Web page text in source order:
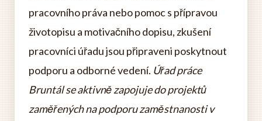
pracovního práva nebo pomoc s přípravou
životopisu a motivačního dopisu, zkušení
pracovníci úřadu jsou připraveni poskytnout
podporu a odborné vedení. Úřad práce
Bruntál se aktivně zapojuje do projektů
zaměřených na podporu zaměstnanosti v